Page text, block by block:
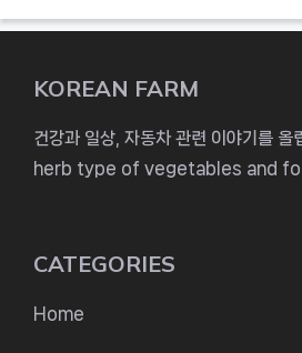
KOREAN FARM
건강과 일상, 자동차 관련 이야기를
herb type of vegetables and
CATEGORIES
Home